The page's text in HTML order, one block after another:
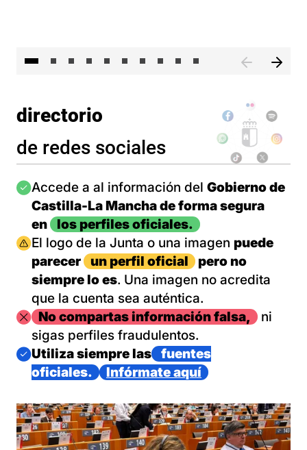
directorio
de redes sociales
Imagen
Accede a al información del Gobierno de
Castilla-La Mancha de forma segura
en
los perfiles oficiales.
Imagen
El logo de la Junta o una imagen puede
parecer
un perfil oficial
pero no
siempre lo es. Una imagen no acredita
que la cuenta sea auténtica.
ImagenNo compartas información falsa,
ni
sigas perfiles fraudulentos.
Imagen
Utiliza siempre las
fuentes
oficiales.
Infórmate aquí